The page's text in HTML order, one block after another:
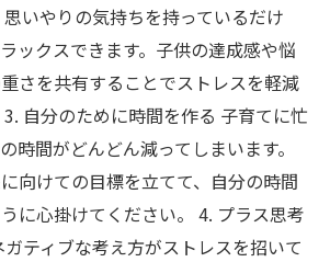
いやりの気持ちを持っているだけ
ックスできます。子供の達成感や悩
さを共有することでストレスを軽減
自分のために時間を作る 子育てに忙
時間がどんどん減ってしまいます。
向けての目標を立てて、自分の時間
に心掛けてください。 4. プラス思考
ティブな考え方がストレスを招いて